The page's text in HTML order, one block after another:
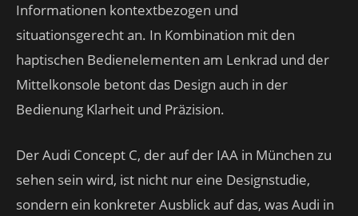
Informationen kontextbezogen und
situationsgerecht an. In Kombination mit den
haptischen Bedienelementen am Lenkrad und der
Mittelkonsole betont das Design auch in der
Bedienung Klarheit und Präzision.
Der Audi Concept C, der auf der IAA in München zu
sehen sein wird, ist nicht nur eine Designstudie,
sondern ein konkreter Ausblick auf das, was Audi in